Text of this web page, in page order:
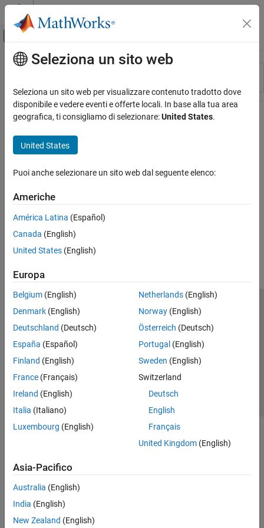
Vai al contenuto
Attiva/disattiva menu di navigazione
Risorsa
Stato
Contenuto principale
Seleziona un sito web
Seleziona un sito web per visualizzare contenuto tradotto dove
disponibile e vedere eventi e offerte locali. In base alla tua area
geografica, ti consigliamo di selezionare:United States.
United States
Puoi anche selezionare un sito web dal seguente elenco:
Americhe
América Latina (Español)
Canada (English)
United States (English)
Europa
Belgium (English)
Denmark (English)
Deutschland (Deutsch)
España (Español)
Finland (English)
France (Français)
Ireland (English)
Italia (Italiano)
Luxembourg (English)
Netherlands(English)
Norway(English)
Österreich (Deutsch)
Portugal (English)
Sweden (English)
Switzerland
Deutsch
English
Français
United Kingdom(English)
Asia-Pacifico
Australia (English)
India (English)
New Zealand (English)
Centro di fiducia
Informativa sulla privacy
Antipirateria
Stato dell'applicazione
Contatti
© 1994-2026 The MathWorks, Inc.